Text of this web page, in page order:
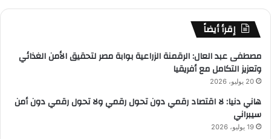
إقرأ أيضاً
مصطفى عبد العال: الرقمنة الزراعية بوابة مصر لتحقيق الأمن الغذائي
وتعزيز التكامل مع أفريقيا
20 يوليو، 2026
هاني دنيا: لا اقتصاد رقمي دون تحول رقمي ولا تحول رقمي دون أمن
سيبراني
19 يوليو، 2026